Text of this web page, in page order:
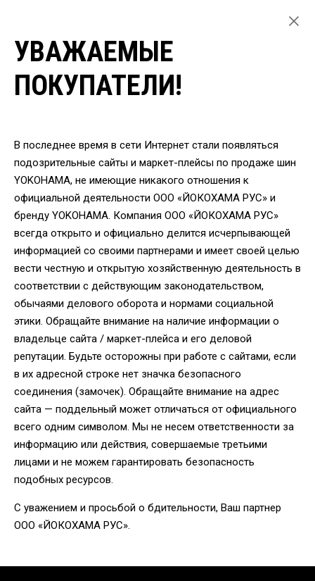
ЛЕТНИЕ ШИНЫ YOKOHAMA ДЛЯ ЛЕГКОВЫХ АВТОМОБИЛЕЙ
ВЕРНУТЬСЯ
Шины Yokohama V105S
275/40 R20 102Y
УВАЖАЕМЫЕ
ПОКУПАТЕЛИ!
В последнее время в сети Интернет стали появляться
подозрительные сайты и маркет-плейсы по продаже шин
YOKOHAMA, не имеющие никакого отношения к
официальной деятельности ООО «ЙОКОХАМА РУС» и
бренду YOKOHAMA. Компания ООО «ЙОКОХАМА РУС»
всегда открыто и официально делится исчерпывающей
информацией со своими партнерами и имеет своей целью
вести честную и открытую хозяйственную деятельность в
соответствии с действующим законодательством,
обычаями делового оборота и нормами социальной
этики. Обращайте внимание на наличие информации о
владельце сайта / маркет-плейса и его деловой
репутации. Будьте осторожны при работе с сайтами, если
в их адресной строке нет значка безопасного
соединения (замочек). Обращайте внимание на адрес
сайта — поддельный может отличаться от официального
всего одним символом. Мы не несем ответственности за
информацию или действия, совершаемые третьими
лицами и не можем гарантировать безопасность
подобных ресурсов.
С уважением и просьбой о бдительности, Ваш партнер
ООО «ЙОКОХАМА РУС».